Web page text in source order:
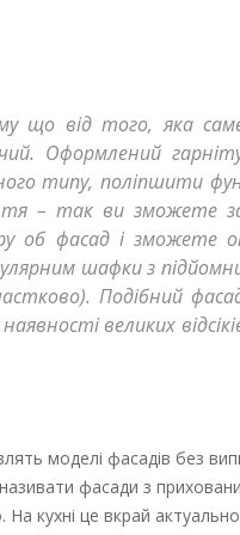
що від того, яка
Оформлений
типу, поліпшити
– так ви зможете
об фасад і
шафки з
Подібний
великих
моделі фасадів без
фасади з
кухні це вкрай